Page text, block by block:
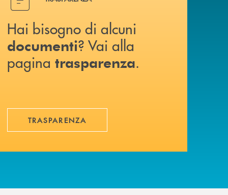
Hai bisogno di alcuni
documenti? Vai alla
pagina trasparenza.
TRASPARENZA